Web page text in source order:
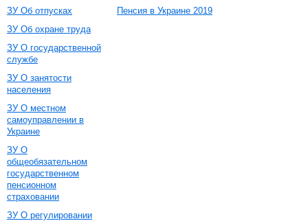
ЗУ Об отпусках
ЗУ Об охране труда
ЗУ О государственной
службе
ЗУ О занятости
населения
ЗУ О местном
самоуправлении в
Украине
ЗУ О
общеобязательном
государственном
пенсионном
страховании
ЗУ О регулировании
Пенсия в Украине 2019